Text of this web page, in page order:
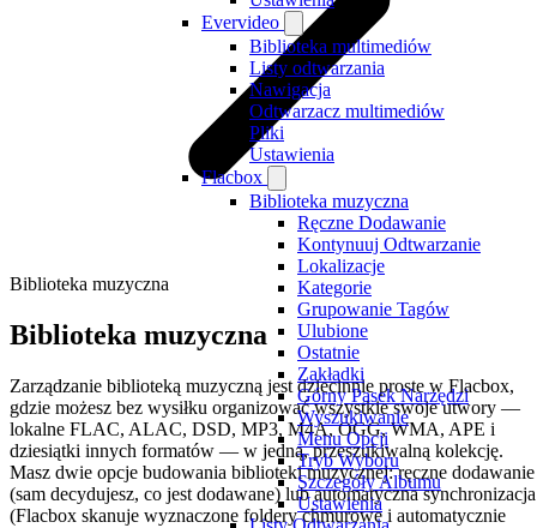
Evervideo
Biblioteka multimediów
Listy odtwarzania
Nawigacja
Odtwarzacz multimediów
Pliki
Ustawienia
Flacbox
Biblioteka muzyczna
Ręczne Dodawanie
Kontynuuj Odtwarzanie
Lokalizacje
Kategorie
Grupowanie Tagów
Ulubione
Ostatnie
Zakładki
Górny Pasek Narzędzi
Wyszukiwanie
Menu Opcji
Tryb Wyboru
Szczegóły Albumu
Ustawienia
Biblioteka muzyczna
Biblioteka muzyczna
Zarządzanie biblioteką muzyczną jest dziecinnie proste w Flacbox,
gdzie możesz bez wysiłku organizować wszystkie swoje utwory —
lokalne FLAC, ALAC, DSD, MP3, M4A, OGG, WMA, APE i
dziesiątki innych formatów — w jedną, przeszukiwalną kolekcję.
Masz dwie opcje budowania biblioteki muzycznej: ręczne dodawanie
(sam decydujesz, co jest dodawane) lub automatyczna synchronizacja
(Flacbox skanuje wyznaczone foldery chmurowe i automatycznie